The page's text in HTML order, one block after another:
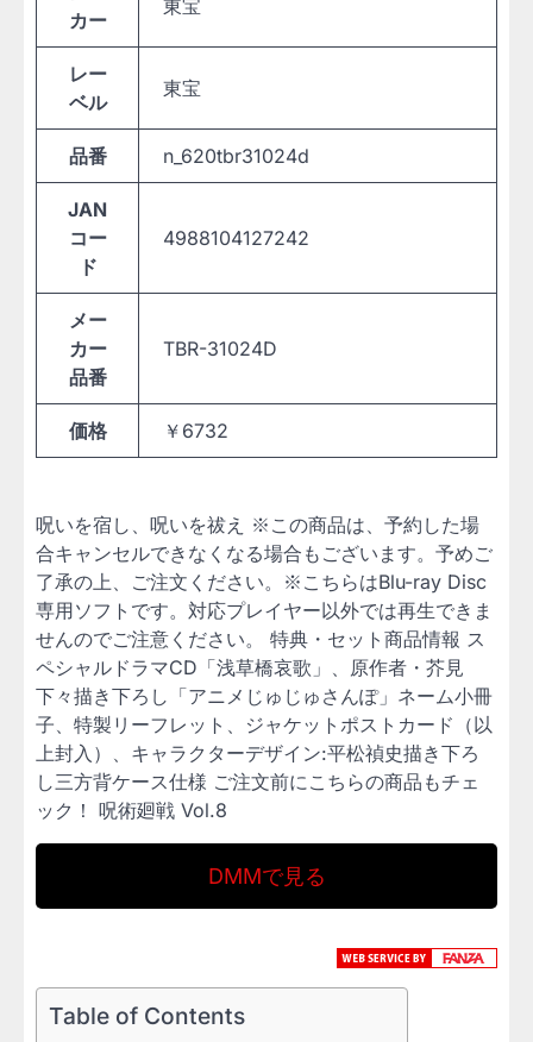
カー
東宝
レー
ベル
東宝
品番 n_620tbr31024d
JAN
コー
ド
4988104127242
メー
カー
品番
TBR-31024D
価格 ￥6732
呪いを宿し、呪いを祓え ※この商品は、予約した場
合キャンセルできなくなる場合もございます。予めご
了承の上、ご注文ください。※こちらはBlu-ray Disc
専用ソフトです。対応プレイヤー以外では再生できま
せんのでご注意ください。 特典・セット商品情報 ス
ペシャルドラマCD「浅草橋哀歌」、原作者・芥見
下々描き下ろし「アニメじゅじゅさんぽ」ネーム小冊
子、特製リーフレット、ジャケットポストカード（以
上封入）、キャラクターデザイン:平松禎史描き下ろ
し三方背ケース仕様 ご注文前にこちらの商品もチェ
ック！ 呪術廻戦 Vol.8
DMMで見る
Table of Contents